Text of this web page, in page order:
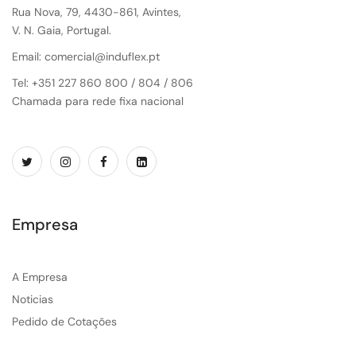
Rua Nova, 79, 4430-861, Avintes,
V. N. Gaia, Portugal.
Email: comercial@induflex.pt
Tel: +351 227 860 800 / 804 / 806
Chamada para rede fixa nacional
Empresa
A Empresa
Noticias
Pedido de Cotações